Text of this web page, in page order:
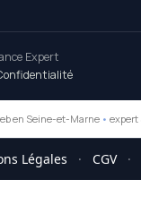
Expert
en Seine-et-Marne • expert
Légales · CGV ·